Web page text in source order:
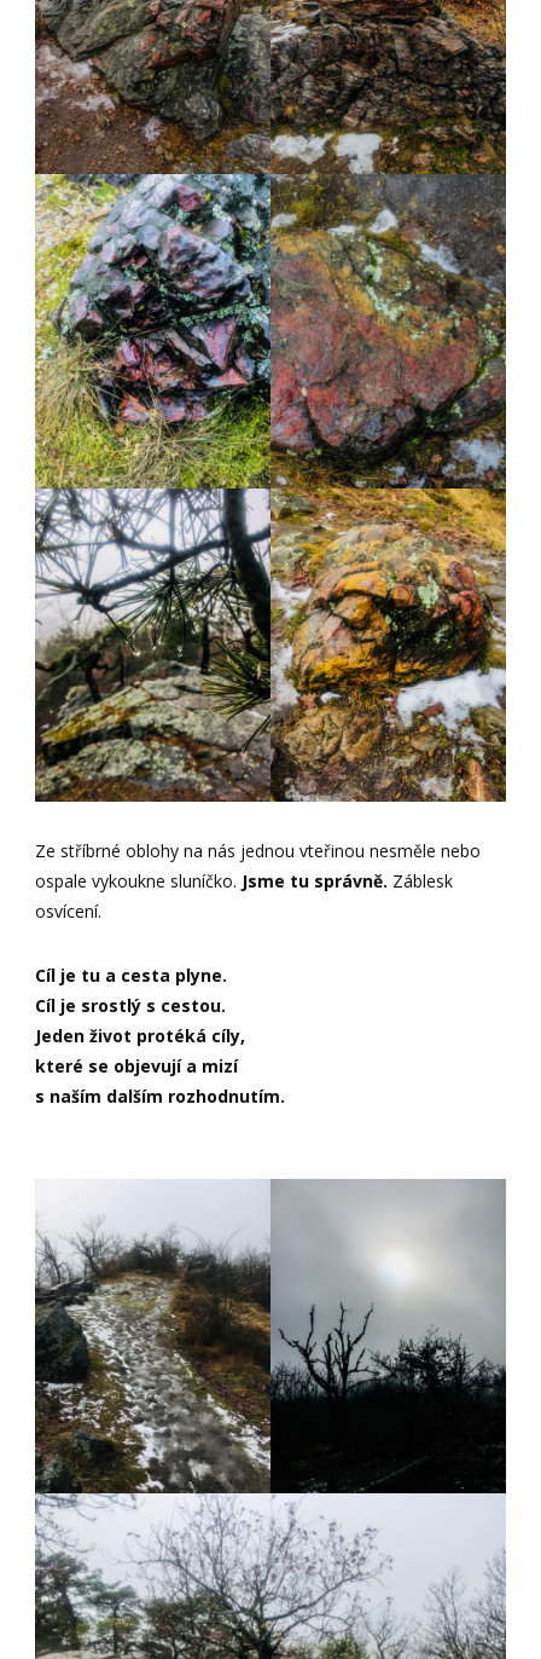
Ze stříbrné oblohy na nás jednou vteřinou nesměle nebo
ospale vykoukne sluníčko. Jsme tu správně. Záblesk
osvícení.
Cíl je tu a cesta plyne.
Cíl je srostlý s cestou.
Jeden život protéká cíly,
které se objevují a mizí
s naším dalším rozhodnutím.